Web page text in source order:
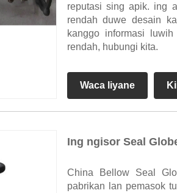
reputasi sing apik. ing
rendah duwe desain
kanggo informasi
rendah, hubungi kita.
Waca liyane
Ing ngisor Seal
China Bellow Seal
pabrikan lan pemasok